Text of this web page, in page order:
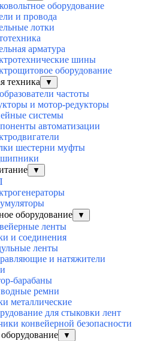
оборудование
и провода
лотки
арматура
шины
оборудование
техника
▼
частоты
и мотор-редукторы
системы
автоматизации
шестерни муфты
▼
оборудование
▼
ленты
и соединения
ленты
и натяжители
барабаны
ремни
металлические
для стыковки лент
конвейерной безопасности
▼